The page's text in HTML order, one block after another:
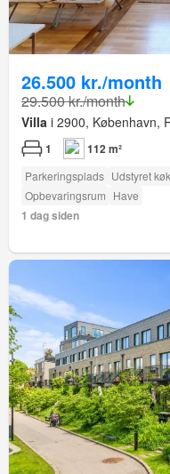
26.500 kr./month
29.500 kr./month
Villa i 2900, København,
1 112 m²
Parkeringsplads Udstyret
Opbevaringsrum Have
1 dag siden